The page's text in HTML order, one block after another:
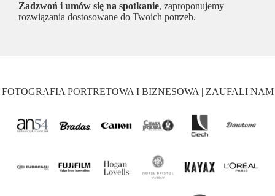
Zadzwoń i umów się na spotkanie, zaproponujemy
rozwiązania dostosowane do Twoich potrzeb.
FOTOGRAFIA PORTRETOWA I BIZNESOWA | ZAUFALI NAM